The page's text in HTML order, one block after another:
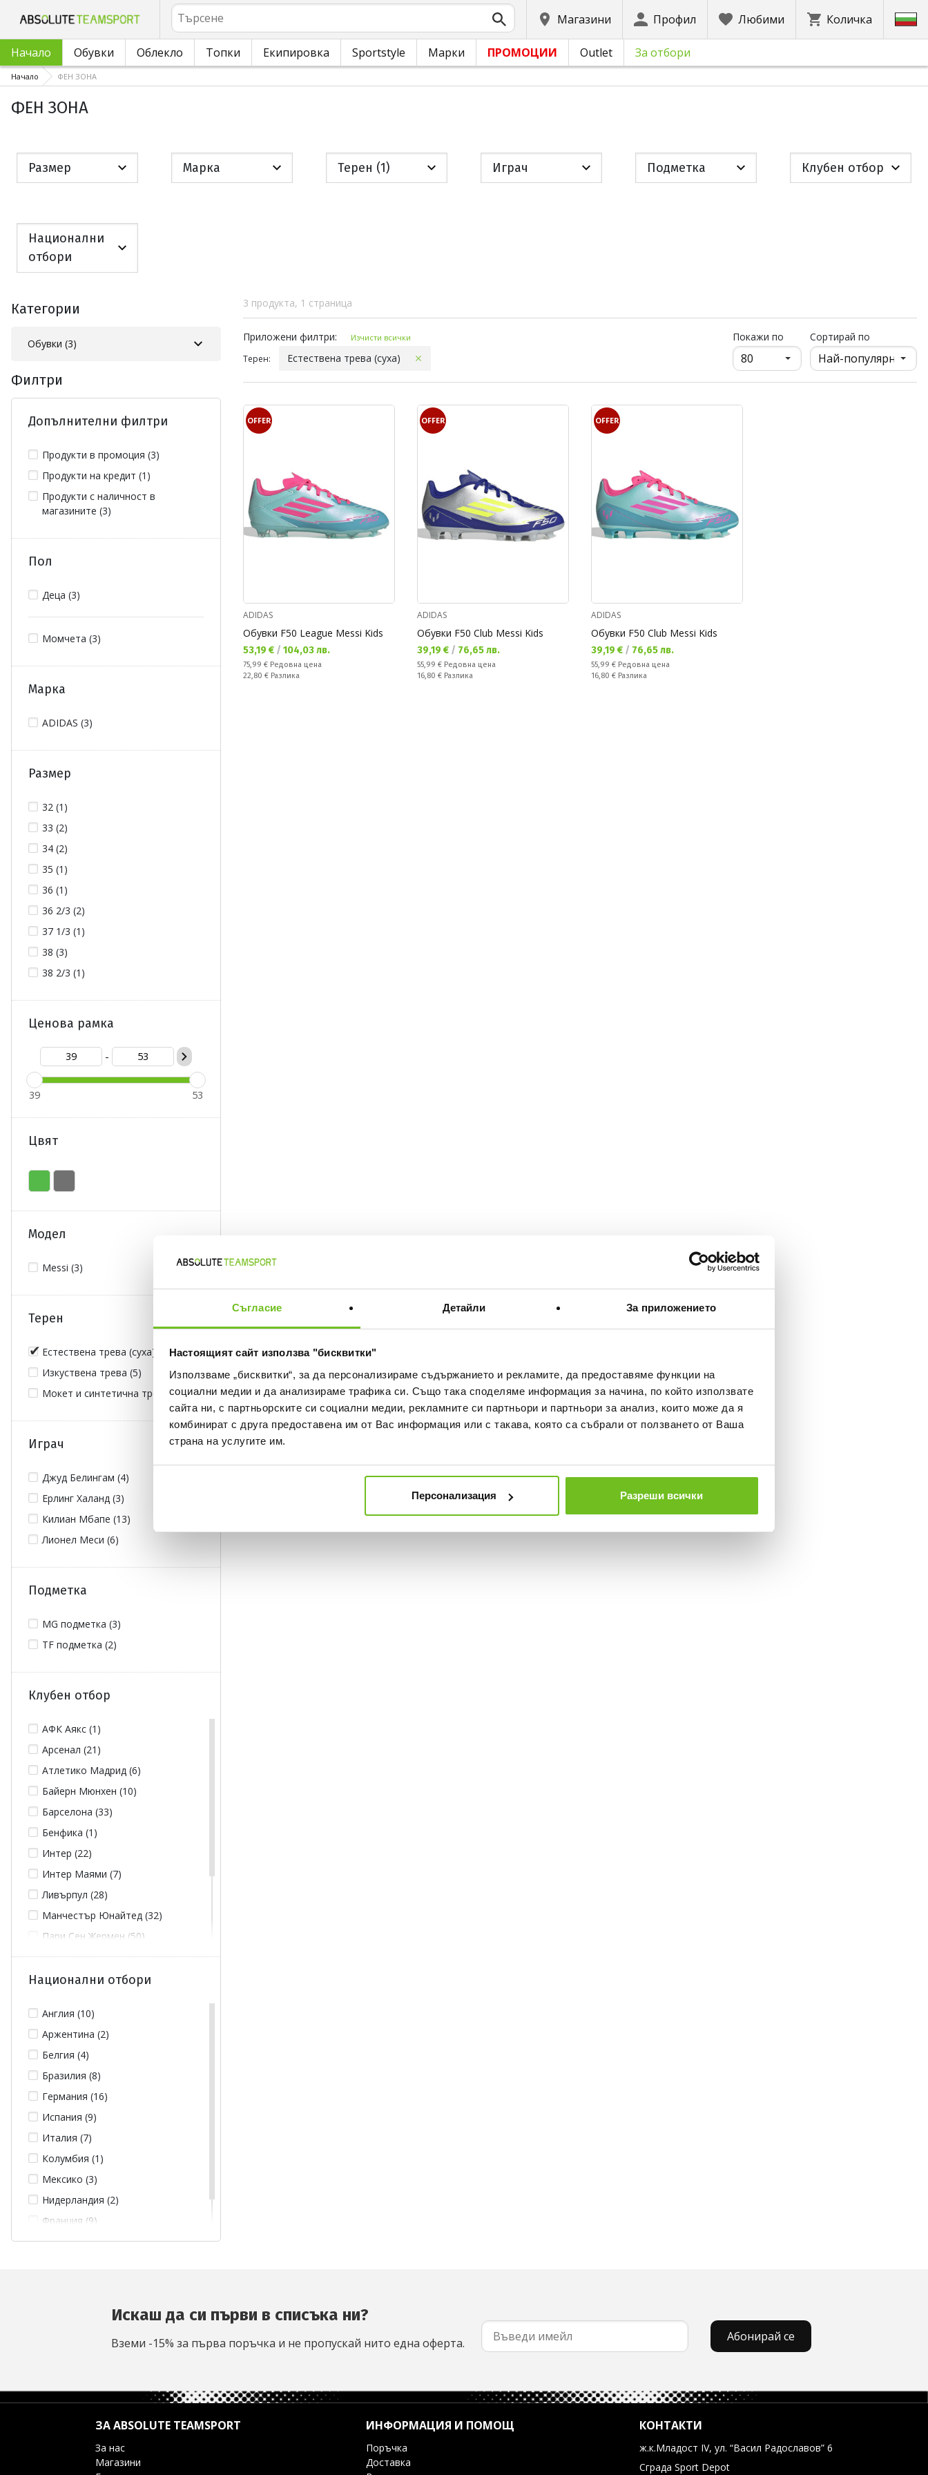
Съгласие Детайли За приложението
Настоящият сайт използва "бисквитки"
Използваме „бисквитки“, за да персонализираме съдържанието и рекламите, да предоставяме функции на
социални медии и да анализираме трафика си. Също така споделяме информация за начина, по който използвате
сайта ни, с партньорските си социални медии, рекламните си партньори и партньори за анализ, които може да я
комбинират с друга предоставена им от Вас информация или с такава, която са събрали от ползването от Ваша
страна на услугите им.
Персонализация Разреши всички
Търсене
Магазини Профил Любими Количка
Начало Обувки Облекло Топки Екипировка Sportstyle Марки ПРОМОЦИИ Outlet За отбори
Начало ФЕН ЗОНА
ФЕН ЗОНА
Размер Марка Терен (1) Играч Подметка Клубен отбор
Национални
отбори
Категории
Обувки (3)
Филтри
Допълнителни филтри
Продукти в промоция (3)
Продукти на кредит (1)
Продукти с наличност в
магазините (3)
Пол
Деца (3)
Момчета (3)
Марка
ADIDAS (3)
Размер
32 (1)
33 (2)
34 (2)
35 (1)
36 (1)
36 2/3 (2)
37 1/3 (1)
38 (3)
38 2/3 (1)
Ценова рамка
-
39 53
Цвят
Модел
Messi (3)
Терен
Естествена трева (суха) (3)
Изкуствена трева (5)
Мокет и синтетична трева (5)
Играч
Джуд Белингам (4)
Ерлинг Халанд (3)
Килиан Мбапе (13)
Лионел Меси (6)
Подметка
MG подметка (3)
TF подметка (2)
Клубен отбор
АФК Аякс (1)
Арсенал (21)
Атлетико Мадрид (6)
Байерн Мюнхен (10)
Барселона (33)
Бенфика (1)
Интер (22)
Интер Маями (7)
Ливърпул (28)
Манчестър Юнайтед (32)
Пари Сен Жермен (50)
Реал Мадрид (46)
Тотнъм Хотспър (5)
Ювентус (15)
Национални отбори
Англия (10)
Аржентина (2)
Белгия (4)
Бразилия (8)
Германия (16)
Испания (9)
Италия (7)
Колумбия (1)
Мексико (3)
Нидерландия (2)
Франция (9)
Ямайка (3)
3 продукта, 1 страница
Приложени филтри
Приложени филтри: Изчисти всички
Терен: Естествена трева (суха)
Покажи по продукти на страница
Сортирай по
OFFER
ADIDAS
Обувки F50 League Messi Kids
Текуща цена:
53,19 € / 104,03 лв.
Редовна цена:
75,99 € Редовна цена
Спестявате:
22,80 € Разлика
OFFER
ADIDAS
Обувки F50 Club Messi Kids
Текуща цена:
39,19 € / 76,65 лв.
Редовна цена:
55,99 € Редовна цена
Спестявате:
16,80 € Разлика
OFFER
ADIDAS
Обувки F50 Club Messi Kids
Текуща цена:
39,19 € / 76,65 лв.
Редовна цена:
55,99 € Редовна цена
Спестявате:
16,80 € Разлика
Искаш да си първи в списъка ни?
Вземи -15% за първа поръчка и не пропускай нито една оферта. Абонирай се
ЗА ABSOLUTE TEAMSPORT
За нас
Магазини
ИНФОРМАЦИЯ И ПОМОЩ
Поръчка
Доставка
КОНТАКТИ
ж.к.Младост IV, ул. “Васил Радославов” 6
Сграда Sport Depot